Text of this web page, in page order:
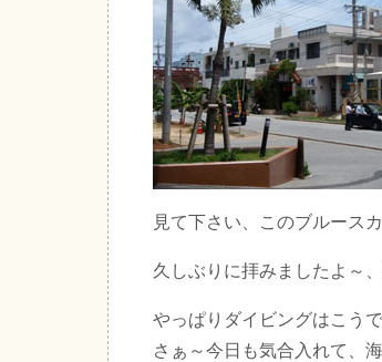
見て下さい、このブルース
久しぶりに拝みましたよ～
やっぱりダイビングはこう
さぁ～今日も気合入れて、